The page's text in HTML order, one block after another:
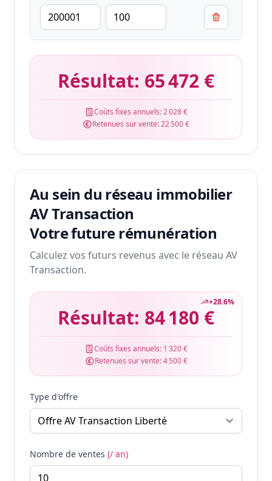
Résultat: 65 472 €
Coûts fixes annuels:2 028 €
Retenues sur vente:22 500 €
Au sein du réseau immobilier
AV Transaction
Votre future rémunération
Calculez vos futurs revenus avec le réseau AV
Transaction.
+28.6%
Résultat: 84 180 €
Coûts fixes annuels: 1 320 €
Retenues sur vente:4 500 €
Type d'offre
Nombre de ventes (/ an)